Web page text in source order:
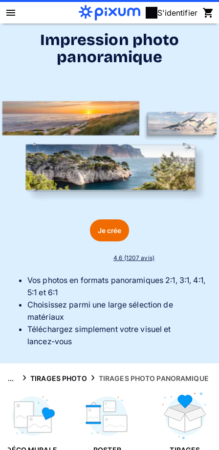
S'identifier
Livre photo Pixum
Cadeaux
Calendrier photo
Coque
Collection Voyage 🌊
FAQ & Service client
Impression photo
panoramique
4.6 (1207 avis)
Vos photos en formats panoramiques 2:1, 3:1, 4:1,
5:1 et 6:1
Choisissez parmi une large sélection de
matériaux
Téléchargez simplement votre visuel et
lancez‑vous
Je crée
... TIRAGES PHOTO TIRAGES PHOTO PANORAMIQUE